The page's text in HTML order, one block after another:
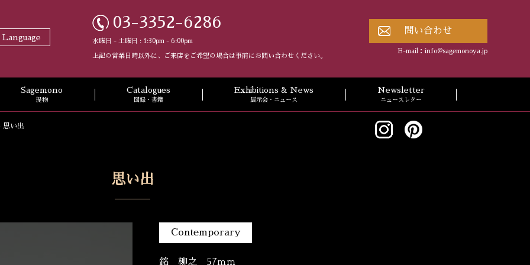
03-3352-6286
水曜日 - 土曜日 : 1:30pm - 6:00pm
上記の営業日時以外に、ご来店をご希望の場合は事前にお問い合わせください。
問い合わせ
E-mail： info@sagemonoya.jp
Sagemono
提物
Catalogues
図録・書籍
Exhibitions & News
展示会・ニュース
Newsletter
ニュースレター
思い出
思い出
Contemporary
銘 柳之 57ｍｍ